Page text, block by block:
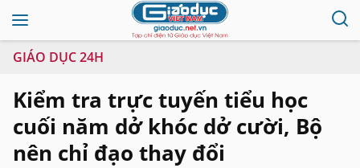
GIÁO DỤC 24H
Kiểm tra trực tuyến tiểu học
cuối năm dở khóc dở cười, Bộ
nên chỉ đạo thay đổi